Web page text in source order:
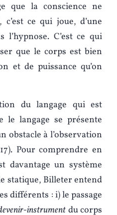
que la conscience ne
c’est ce qui joue, d’une
l’hypnose. C’est ce qui
que le corps est bien
et de puissance qu’on
du langage qui est
le langage se présente
obstacle à l’observation
Pour comprendre en
davantage un système
statique, Billeter entend
différents : i) le passage
instrument du corps